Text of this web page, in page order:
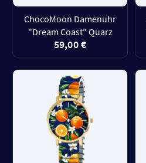
ChocoMoon Damenuhr
"Dream Coast" Quarz
59,00 €